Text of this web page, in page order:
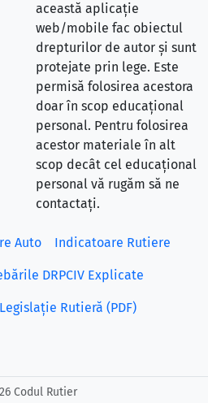
această aplicație
web/mobile fac obiectul
drepturilor de autor și sunt
protejate prin lege. Este
permisă folosirea acestora
doar în scop educațional
personal. Pentru folosirea
acestor materiale în alt
scop decât cel educațional
personal vă rugăm să ne
contactați.
Auto Indicatoare Rutiere
DRPCIV Explicate
Legislație Rutieră (PDF)
Codul Rutier